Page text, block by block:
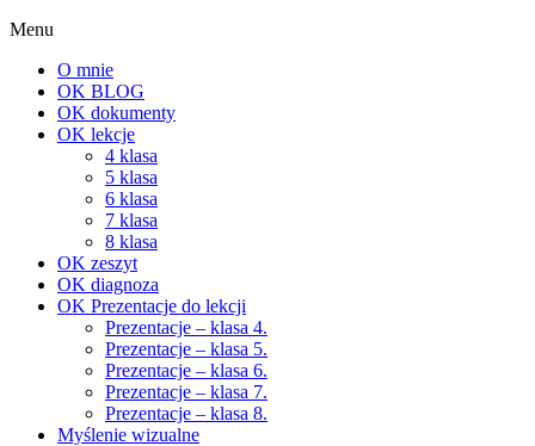
Menu
O mnie
OK BLOG
OK dokumenty
OK lekcje
4 klasa
5 klasa
6 klasa
7 klasa
8 klasa
OK zeszyt
OK diagnoza
OK Prezentacje do lekcji
Prezentacje – klasa 4.
Prezentacje – klasa 5.
Prezentacje – klasa 6.
Prezentacje – klasa 7.
Prezentacje – klasa 8.
Myślenie wizualne